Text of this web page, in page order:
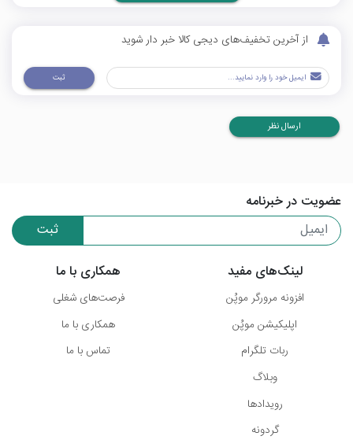
از آخرین تخفیف‌های دیجی کالا خبر دار شوید
ثبت
ارسال نظر
عضویت در خبرنامه
ثبت
لینک‌های مفید
افزونه مرورگر موپُن
اپلیکیشن موپُن
ربات تلگرام
وبلاگ
رویدادها
گردونه
همکاری با ما
فرصت‌های شغلی
همکاری با ما
تماس با ما